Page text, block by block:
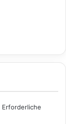
Erforderliche